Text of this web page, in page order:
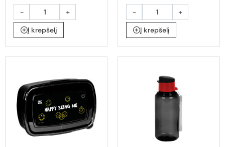
-
+
Į krepšelį
-
+
Į krepšelį